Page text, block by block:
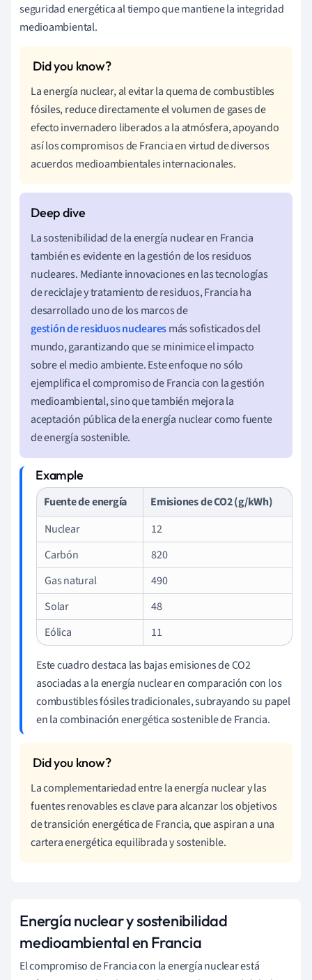
seguridad energética al tiempo que mantiene la integridad
medioambiental.
La energía nuclear, al evitar la quema de combustibles
fósiles, reduce directamente el volumen de gases de
efecto invernadero liberados a la atmósfera, apoyando
así los compromisos de Francia en virtud de diversos
acuerdos medioambientales internacionales.
La sostenibilidad de la energía nuclear en Francia
también es evidente en la gestión de los residuos
nucleares. Mediante innovaciones en las tecnologías
de reciclaje y tratamiento de residuos, Francia ha
desarrollado uno de los marcos de
gestión de residuos nuclearesmás sofisticados del
mundo, garantizando que se minimice el impacto
sobre el medio ambiente. Este enfoque no sólo
ejemplifica el compromiso de Francia con la gestión
medioambiental, sino que también mejora la
aceptación pública de la energía nuclear como fuente
de energía sostenible.
Fuente de energía
Emisiones de CO2 (g/kWh)
Nuclear
12
Carbón
820
Gas natural
490
Solar
48
Eólica
11
Este cuadro destaca las bajas emisiones de CO2
asociadas a la energía nuclear en comparación con los
combustibles fósiles tradicionales, subrayando su papel
en la combinación energética sostenible de Francia.
La complementariedad entre la energía nuclear y las
fuentes renovables es clave para alcanzar los objetivos
de transición energética de Francia, que aspiran a una
cartera energética equilibrada y sostenible.
Energía nuclear y sostenibilidad
medioambiental en Francia
El compromiso de Francia con la energía nuclear está